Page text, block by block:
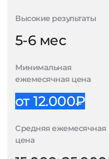
Высокие результаты
5-6 мес
Минимальная
ежемесячная цена
от 12.000₽
Средняя ежемесячная
цена